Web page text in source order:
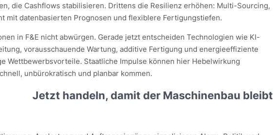
die Cashflows stabilisieren. Drittens die Resilienz erhöhen: Multi-Sourcing,
mit datenbasierten Prognosen und flexiblere Fertigungstiefen.
in F&E nicht abwürgen. Gerade jetzt entscheiden Technologien wie KI-
vorausschauende Wartung, additive Fertigung und energieeffiziente
Wettbewerbsvorteile. Staatliche Impulse können hier Hebelwirkung
unbürokratisch und planbar kommen.
Jetzt handeln, damit der Maschinenbau bleibt